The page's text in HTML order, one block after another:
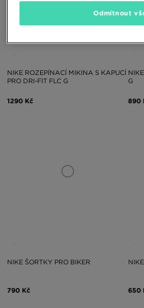
NIKE ROZEPÍNACÍ MIKINA S KAPUCÍ
PRO DRI-FIT FLC G
1290 Kč
G
890
NIKE ŠORTKY PRO BIKER
790 Kč 650
Odmítnout